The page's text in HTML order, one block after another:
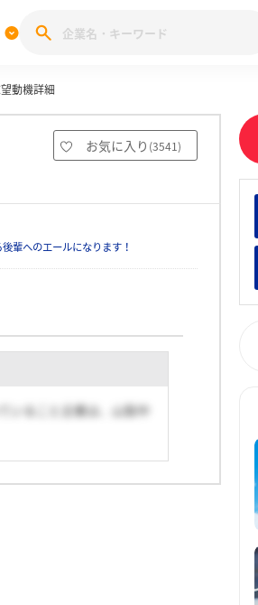
ンペーン
調査
みんなの新卒就職人気
28卒 IT・DX現場社
動機詳細
お気に入り (3541)
輩へのエールになります！
いること企業は、山梨中